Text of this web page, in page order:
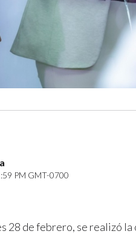
PM GMT-0700
28 de febrero, se realizó la